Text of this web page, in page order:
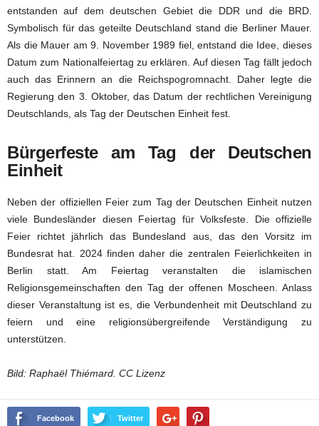
entstanden auf dem deutschen Gebiet die DDR und die BRD.
Symbolisch für das geteilte Deutschland stand die Berliner Mauer.
Als die Mauer am 9. November 1989 fiel, entstand die Idee, dieses
Datum zum Nationalfeiertag zu erklären. Auf diesen Tag fällt jedoch
auch das Erinnern an die Reichspogromnacht. Daher legte die
Regierung den 3. Oktober, das Datum der rechtlichen Vereinigung
Deutschlands, als Tag der Deutschen Einheit fest.
Bürgerfeste am Tag der Deutschen
Einheit
Neben der offiziellen Feier zum Tag der Deutschen Einheit nutzen
viele Bundesländer diesen Feiertag für Volksfeste. Die offizielle
Feier richtet jährlich das Bundesland aus, das den Vorsitz im
Bundesrat hat. 2024 finden daher die zentralen Feierlichkeiten in
Berlin statt. Am Feiertag veranstalten die islamischen
Religionsgemeinschaften den Tag der offenen Moscheen. Anlass
dieser Veranstaltung ist es, die Verbundenheit mit Deutschland zu
feiern und eine religionsübergreifende Verständigung zu
unterstützen.
Bild: Raphaël Thiémard. CC Lizenz
Facebook Twitter